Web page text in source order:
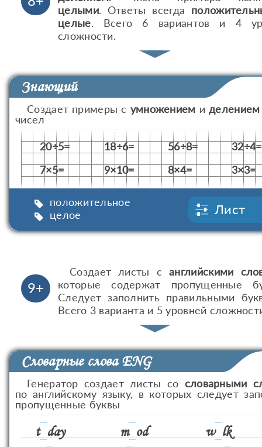
целыми. Ответы всегда
целые. Всего 6 вариантов и 4
сложности.
Знающий
Создает примеры с умножением иделением
чисел
20÷5= 18÷6= 56÷8=
32÷4=
7×5=
9×10= 8×4= 3×3=
положительное
целое
Лист
9+
Создает листы санглийскими
которые содержат пропущенные
Следует заполнить правильными
Всего 3 варианта и 5 уровней
Словарные слова ENG
Генератор создает листы со словарными
по английскому языку, в которых следует
пропущенные буквы
t day m od w lk